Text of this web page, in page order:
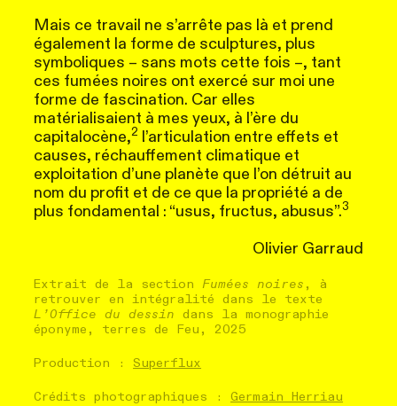
Mais ce travail ne s’arrête pas là et prend
également la forme de sculptures, plus
symboliques – sans mots cette fois –, tant
ces fumées noires ont exercé sur moi une
forme de fascination. Car elles
matérialisaient à mes yeux, à l’ère du
capitalocène,2 l’articulation entre effets et
causes, réchauffement climatique et
exploitation d’une planète que l’on détruit au
nom du profit et de ce que la propriété a de
plus fondamental : “usus, fructus, abusus”.3
Olivier Garraud
Extrait de la section Fumées noires , à
retrouver en intégralité dans le texte
L’Office du dessin dans la monographie
éponyme, terres de Feu, 2025
Production : Superflux
Crédits photographiques : Germain Herriau